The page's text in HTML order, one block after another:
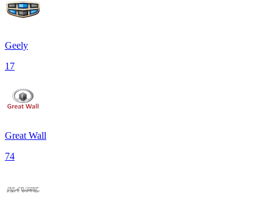
Geely
17
Great Wall
74